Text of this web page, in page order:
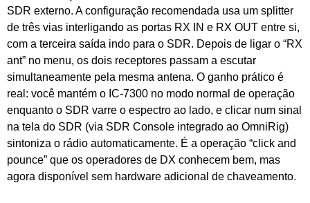
SDR externo. A configuração recomendada usa um splitter
de três vias interligando as portas RX IN e RX OUT entre si,
com a terceira saída indo para o SDR. Depois de ligar o “RX
ant” no menu, os dois receptores passam a escutar
simultaneamente pela mesma antena. O ganho prático é
real: você mantém o IC-7300 no modo normal de operação
enquanto o SDR varre o espectro ao lado, e clicar num sinal
na tela do SDR (via SDR Console integrado ao OmniRig)
sintoniza o rádio automaticamente. É a operação “click and
pounce” que os operadores de DX conhecem bem, mas
agora disponível sem hardware adicional de chaveamento.